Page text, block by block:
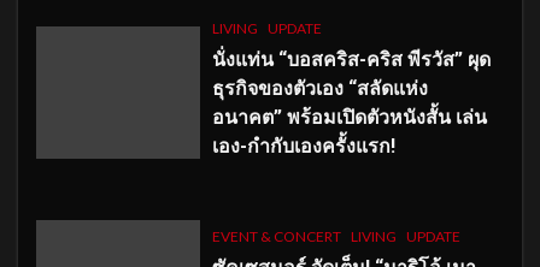
LIVING UPDATE
นั่งแท่น “บอสคริส-คริส พีรวัส” ผุด
ธุรกิจของตัวเอง “สลัดแห่ง
อนาคต” พร้อมเปิดตัวหนังสั้น เล่น
เอง-กำกับเองครั้งแรก!
EVENT & CONCERT LIVING UPDATE